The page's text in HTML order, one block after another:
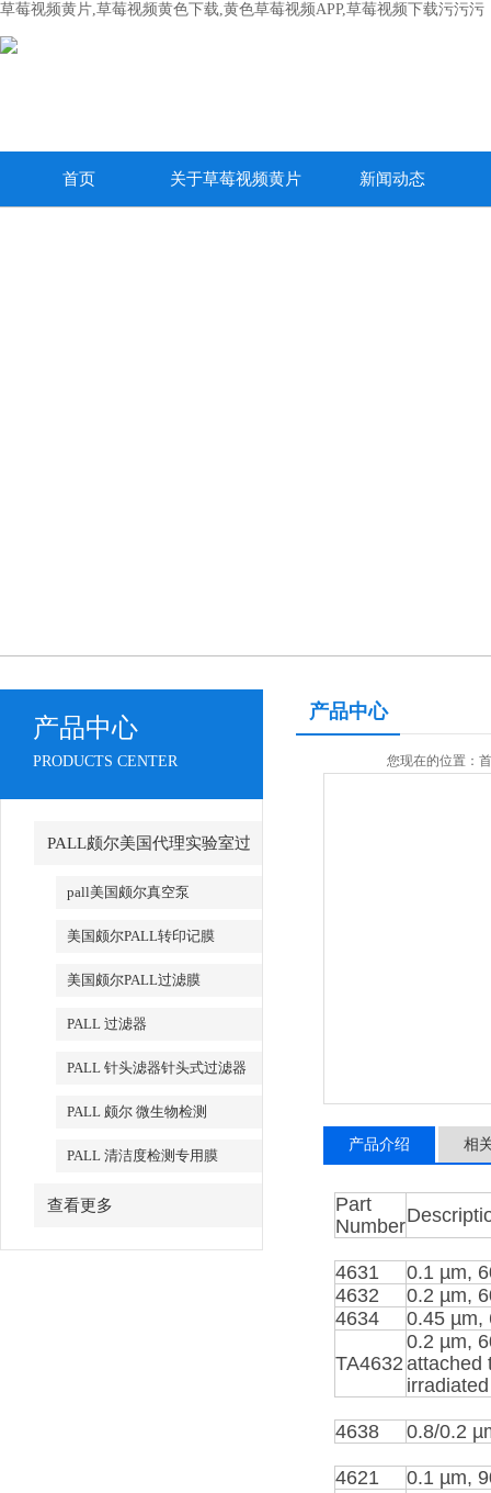
草莓视频黄片,草莓视频黄色下载,黄色草莓视频APP,草莓视频下载污污污
首页 关于草莓视频黄片 新闻动态
产品中心
PRODUCTS CENTER
PALL颇尔美国代理实验室过
滤产品pall美国颇尔真空泵
美国颇尔PALL转印记膜
美国颇尔PALL过滤膜
PALL 过滤器
PALL 针头滤器针头式过滤器
PALL 颇尔 微生物检测
PALL 清洁度检测专用膜
查看更多
产品中心
您现在的位置：
产品介绍 相
Part
Number
4631
0.1 µm,
4632
0.2 µm,
4634
0.45 µm,
TA4632
0.2 µm,
attached
irradiated
4638 0.8/0.2
4621
0.1 µm,